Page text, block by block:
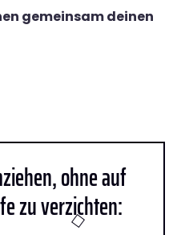
gemeinsam deinen
ohne auf
zu verzichten: